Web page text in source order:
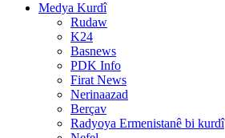
Medya Kurdî
Rudaw
K24
Basnews
PDK Info
Firat News
Nerinaazad
Berçav
Radyoya Ermenistanê bi kurdî